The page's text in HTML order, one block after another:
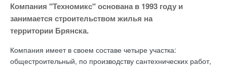
Компания "Техномикс" основана в 1993 году и
занимается строительством жилья на
территории Брянска.
Компания имеет в своем составе четыре участка:
общестроительный, по производству сантехнических работ,